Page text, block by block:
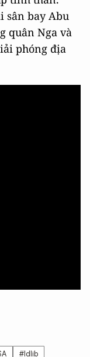
sân bay Abu
quân Nga và
phóng địa
#Idlib